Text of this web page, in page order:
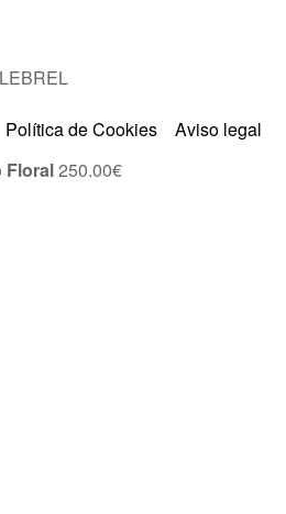
Política de Cookies
Aviso legal
Floral250.00€